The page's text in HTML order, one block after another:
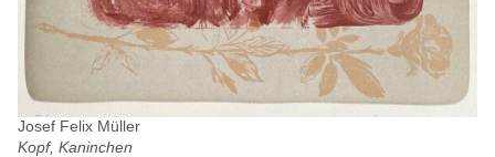
Josef Felix Müller
Kopf, Kaninchen